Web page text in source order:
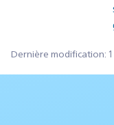
Dernière modification: